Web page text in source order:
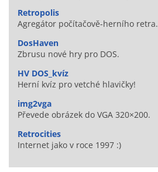
Retropolis
Agregátor počítačově-herního retra.
DosHaven
Zbrusu nové hry pro DOS.
HV DOS_kvíz
Herní kvíz pro vetché hlavičky!
img2vga
Převede obrázek do VGA 320×200.
Retrocities
Internet jako v roce 1997 :)